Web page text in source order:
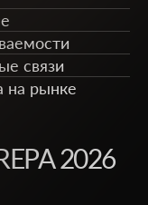
связи
на рынке
2026